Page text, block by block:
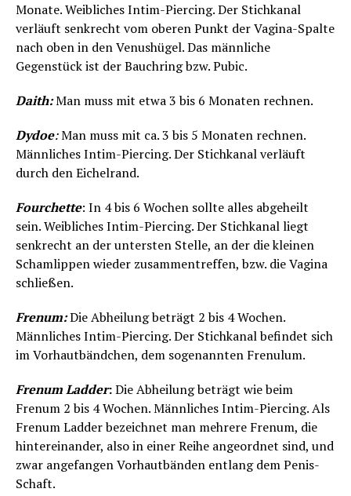
Monate. Weibliches Intim-Piercing. Der Stichkanal
verläuft senkrecht vom oberen Punkt der Vagina-Spalte
nach oben in den Venushügel. Das männliche
Gegenstück ist der Bauchring bzw. Pubic.
Daith:Man muss mit etwa 3 bis 6 Monaten rechnen.
Dydoe:Man muss mit ca. 3 bis 5 Monaten rechnen.
Männliches Intim-Piercing. Der Stichkanal verläuft
durch den Eichelrand.
Fourchette: In 4 bis 6 Wochen sollte alles abgeheilt
sein. Weibliches Intim-Piercing. Der Stichkanal liegt
senkrecht an der untersten Stelle, an der die kleinen
Schamlippen wieder zusammentreffen, bzw. die Vagina
schließen.
Frenum:Die Abheilung beträgt 2 bis 4 Wochen.
Männliches Intim-Piercing. Der Stichkanal befindet sich
im Vorhautbändchen, dem sogenannten Frenulum.
Frenum Ladder:Die Abheilung beträgt wie beim
Frenum 2 bis 4 Wochen. Männliches Intim-Piercing. Als
Frenum Ladder bezeichnet man mehrere Frenum, die
hintereinander, also in einer Reihe angeordnet sind, und
zwar angefangen Vorhautbänden entlang dem Penis-
Schaft.